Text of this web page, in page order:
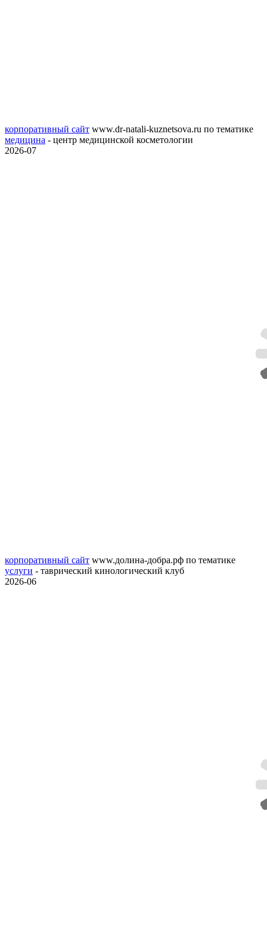
корпоративный сайт www.dr-natali-kuznetsova.ru по тематике
медицина - центр медицинской косметологии
2026-07
корпоративный сайт www.долина-добра.рф по тематике
услуги - таврический кинологический клуб
2026-06